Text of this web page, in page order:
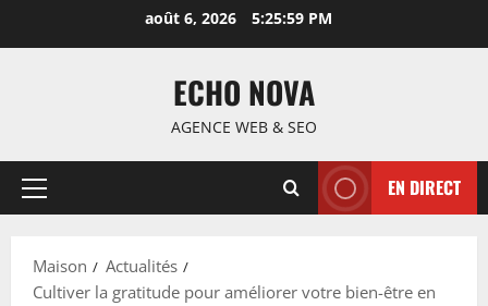
août 6, 2026 5:26:00 PM
ECHO NOVA
AGENCE WEB & SEO
Menu
EN DIRECT
Maison
Actualités
Cultiver la gratitude pour améliorer votre bien-être en